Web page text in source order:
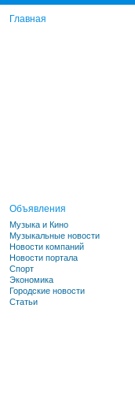
Главная
Объявления
Музыка и Кино
Музыкальные новости
Новости компаний
Новости портала
Спорт
Экономика
Городские новости
Статьи